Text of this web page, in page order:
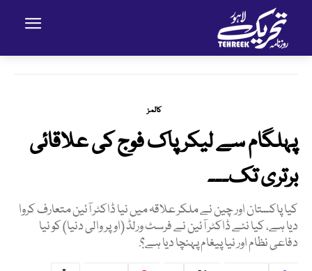
کالمز
پہلگام سے لیکر پاک فوج کی علاقائی
برتری تک۔۔۔
کیا پاکستان اور چین نے ملکر علاقہ میں نیا ڈاکٹر آئین متعارف کروا
دیا ہے، کیا نئے ڈاکٹر آئین نے فرسٹ ورلڈ (اوپر والی دنیا) کو نیا
دفاعی نظام اور نیا پیغام پہنچا دیا ہے؟ْ